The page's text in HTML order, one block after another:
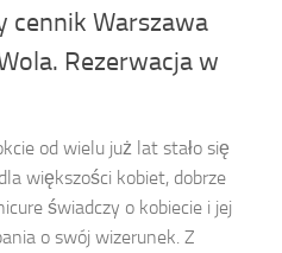
cennik Warszawa
Rezerwacja w
od wielu już lat stało się
większości kobiet, dobrze
świadczy o kobiecie i jej
o swój wizerunek. Z